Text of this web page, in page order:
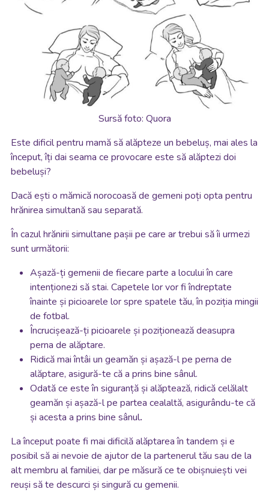
Sursă foto: Quora
Este dificil pentru mamă să alăpteze un bebeluș, mai ales la
început, îți dai seama ce provocare este să alăptezi doi
bebeluși?
Dacă ești o mămică norocoasă de gemeni poți opta pentru
hrănirea simultană sau separată.
În cazul hrănirii simultane pașii pe care ar trebui să îi urmezi
sunt următorii:
Așază-ți gemenii de fiecare parte a locului în care
intenționezi să stai. Capetele lor vor fi îndreptate
înainte și picioarele lor spre spatele tău, în poziția mingii
de fotbal.
Încrucișează-ți picioarele și poziționează deasupra
perna de alăptare.
Ridică mai întâi un geamăn și așază-l pe perna de
alăptare, asigură-te că a prins bine sânul.
Odată ce este în siguranță și alăptează, ridică celălalt
geamăn și așază-l pe partea cealaltă, asigurându-te că
și acesta a prins bine sânul.
La început poate fi mai dificilă alăptarea în tandem și e
posibil să ai nevoie de ajutor de la partenerul tău sau de la
alt membru al familiei, dar pe măsură ce te obișnuiești vei
reuși să te descurci și singură cu gemenii.